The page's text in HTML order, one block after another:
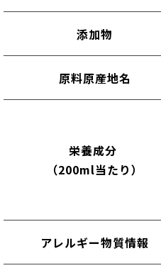
添加物
原料原産地名
栄養成分
（200ml当たり）
アレルギー物質情報